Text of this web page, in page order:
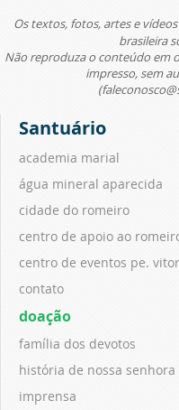
Os textos, fotos, artes e
brasileira
Não reproduza o conteúdo em
impresso, sem
Santuário
academia marial
água mineral aparecida
cidade do romeiro
centro de apoio ao
centro de eventos pe. vitor
contato
doação
família dos devotos
história de nossa senhora
imprensa